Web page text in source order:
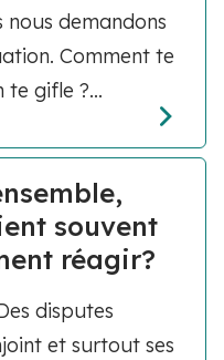
nous demandons
Comment te
gifle ?...
souvent
réagir?
disputes
et surtout ses